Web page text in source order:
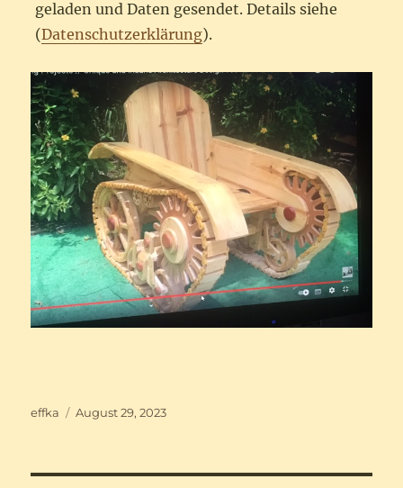
geladen und Daten gesendet. Details siehe
(Datenschutzerklärung).
Autor
effka
Veröffentlicht
August 29, 2023